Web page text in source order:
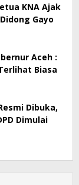
KNA Ajak
Gayo
Aceh :
Biasa
Dibuka,
Dimulai